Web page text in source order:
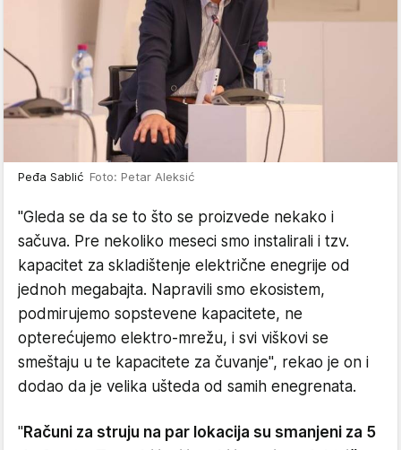
Peđa Sablić Foto: Petar Aleksić
"Gleda se da se to što se proizvede nekako i
sačuva. Pre nekoliko meseci smo instalirali i tzv.
kapacitet za skladištenje električne enegrije od
jednoh megabajta. Napravili smo ekosistem,
podmirujemo sopstevene kapacitete, ne
opterećujemo elektro-mrežu, i svi viškovi se
smeštaju u te kapacitete za čuvanje", rekao je on i
dodao da je velika ušteda od samih enegrenata.
"Računi za struju na par lokacija su smanjeni za 5